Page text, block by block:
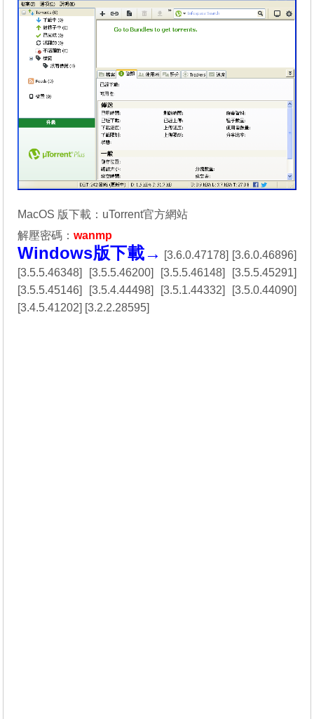
MacOS 版下載： uTorrent官方網站
解壓密碼：wanmp
Windows版下載→ [3.6.0.47178] [3.6.0.46896]
[3.5.5.46348] [3.5.5.46200] [3.5.5.46148] [3.5.5.45291]
[3.5.5.45146] [3.5.4.44498] [3.5.1.44332] [3.5.0.44090]
[3.4.5.41202] [3.2.2.28595]